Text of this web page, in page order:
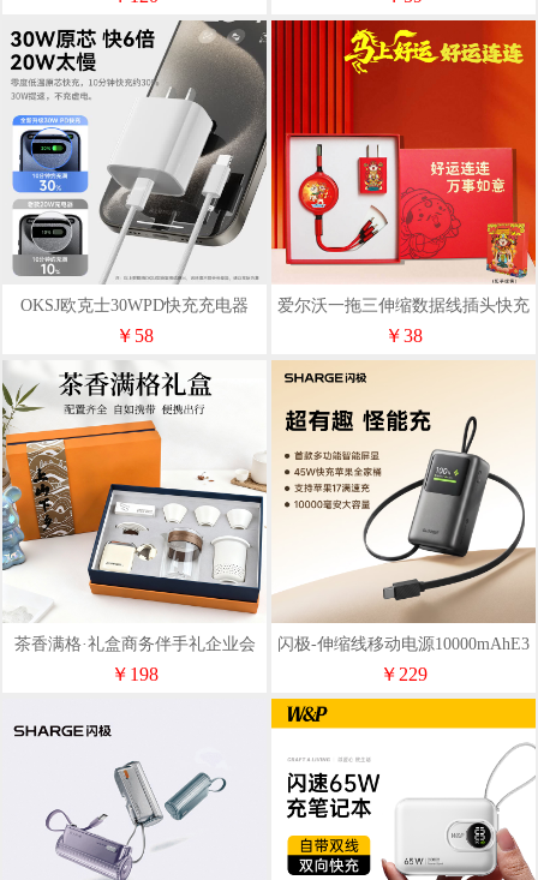
OKSJ欧克士30WPD快充充电器
+编纱C-C京东自营50W
￥58
爱尔沃一拖三伸缩数据线插头快充
套装
￥38
茶香满格·礼盒商务伴手礼企业会
议礼品茶具旅行组合
￥198
闪极-伸缩线移动电源10000mAhE3
￥229